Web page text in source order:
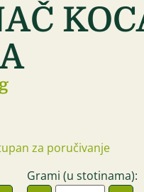
za poručivanje
Grami (u stotinama):